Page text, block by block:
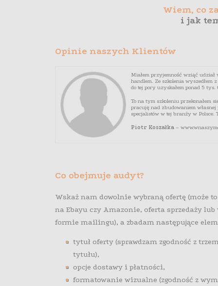
Wiem, co
i jak
Opinie naszych Klientów
Miałem przyjemność wziąć
handlem. Ze szkolenia wyszedłem
do tej pory uzyskałem ponad 5
To na tym szkoleniu przekonałem
pracuję nad zbudowaniem
specjalistów w tej branży w Polsce.
Piotr Koszałka–
Co obejmuje audyt?
Wskaż nam dowolnie wybraną ofertę (może
na Ebayu czy Amazonie, oferta sprzedaży
formie mailingu), a zbadam następujące
tytuł oferty (sprawdzam zgodność z
tytułu),
opcje dostawy i płatności,
formatowanie wizualne (zgodność z